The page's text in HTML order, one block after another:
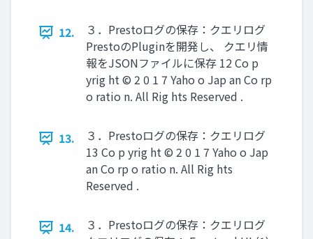
12.
３．Prestoログの保存：クエリログ
PrestoのPluginを開発し、 クエリ情
報をJSONファイルに保存 12 Co p
yrig ht © 2 0 1 7 Yaho o Jap an Co rp
o ratio n. All Rig hts Reserved .
13.
３．Prestoログの保存：クエリログ
13 Co p yrig ht © 2 0 1 7 Yaho o Jap
an Co rp o ratio n. All Rig hts
Reserved .
14.
３．Prestoログの保存：クエリログ